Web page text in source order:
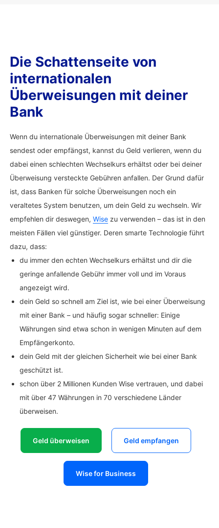
Die Schattenseite von
internationalen
Überweisungen mit deiner
Bank
Wenn du internationale Überweisungen mit deiner Bank
sendest oder empfängst, kannst du Geld verlieren, wenn du
dabei einen schlechten Wechselkurs erhältst oder bei deiner
Überweisung versteckte Gebühren anfallen. Der Grund dafür
ist, dass Banken für solche Überweisungen noch ein
veraltetes System benutzen, um dein Geld zu wechseln. Wir
empfehlen dir deswegen, Wise zu verwenden – das ist in den
meisten Fällen viel günstiger. Deren smarte Technologie führt
dazu, dass:
du immer den echten Wechselkurs erhältst und dir die
geringe anfallende Gebühr immer voll und im Voraus
angezeigt wird.
dein Geld so schnell am Ziel ist, wie bei einer Überweisung
mit einer Bank – und häufig sogar schneller: Einige
Währungen sind etwa schon in wenigen Minuten auf dem
Empfängerkonto.
dein Geld mit der gleichen Sicherheit wie bei einer Bank
geschützt ist.
schon über 2 Millionen Kunden Wise vertrauen, und dabei
mit über 47 Währungen in 70 verschiedene Länder
überweisen.
Geld überweisen Geld empfangen
Wise for Business